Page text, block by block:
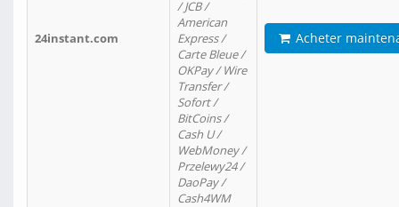
24instant.com
/ JCB /
American
Express /
Carte Bleue /
OKPay / Wire
Transfer /
Sofort /
BitCoins /
Cash U /
WebMoney /
Przelewy24 /
DaoPay /
Cash4WM
Acheter